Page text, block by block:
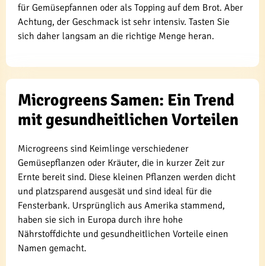
für Gemüsepfannen oder als Topping auf dem Brot. Aber
Achtung, der Geschmack ist sehr intensiv. Tasten Sie
sich daher langsam an die richtige Menge heran.
Microgreens Samen: Ein Trend
mit gesundheitlichen Vorteilen
Microgreens sind Keimlinge verschiedener
Gemüsepflanzen oder Kräuter, die in kurzer Zeit zur
Ernte bereit sind. Diese kleinen Pflanzen werden dicht
und platzsparend ausgesät und sind ideal für die
Fensterbank. Ursprünglich aus Amerika stammend,
haben sie sich in Europa durch ihre hohe
Nährstoffdichte und gesundheitlichen Vorteile einen
Namen gemacht.